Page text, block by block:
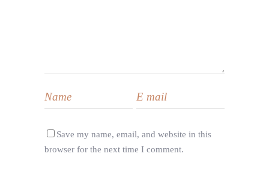
Save my name, email, and website in this
browser for the next time I comment.